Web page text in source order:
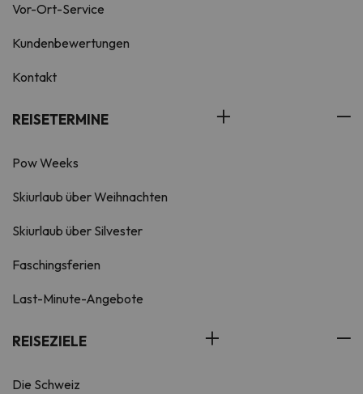
Vor-Ort-Service
Kundenbewertungen
Kontakt
REISETERMINE
Pow Weeks
Skiurlaub über Weihnachten
Skiurlaub über Silvester
Faschingsferien
Last-Minute-Angebote
REISEZIELE
Die Schweiz